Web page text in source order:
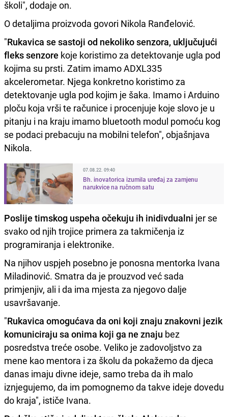
školi", dodaje on.
O detaljima proizvoda govori Nikola Ranđelović.
"Rukavica se sastoji od nekoliko senzora, uključujući
fleks senzore koje koristimo za detektovanje ugla pod
kojima su prsti. Zatim imamo ADXL335
akcelerometar. Njega konkretno koristimo za
detektovanje ugla pod kojim je šaka. Imamo i Arduino
ploču koja vrši te računice i procenjuje koje slovo je u
pitanju i na kraju imamo bluetooth modul pomoću kog
se podaci prebacuju na mobilni telefon", objašnjava
Nikola.
07.08.22. 09:40
Bh. inovatorica izumila uređaj za zamjenu
narukvice na ručnom satu
Poslije timskog uspeha očekuju ih inidivdualni jer se
svako od njih trojice primera za takmičenja iz
programiranja i elektronike.
Na njihov uspjeh posebno je ponosna mentorka Ivana
Miladinović. Smatra da je prouzvod već sada
primjenjiv, ali i da ima mjesta za njegovo dalje
usavršavanje.
"Rukavica omogućava da oni koji znaju znakovni jezik
komuniciraju sa onima koji ga ne znaju bez
posredstva treće osobe. Veliko je zadovoljstvo za
mene kao mentora i za školu da pokažemo da djeca
danas imaju divne ideje, samo treba da ih malo
iznjegujemo, da im pomognemo da takve ideje dovedu
do kraja", ističe Ivana.